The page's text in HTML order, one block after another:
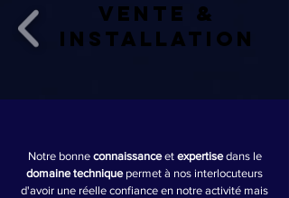
VENTE &
INSTALLATION
Notre bonne connaissanceet expertisedans le
domaine technique permet à nos interlocuteurs
d'avoir une réelle confiance en notre activité mais